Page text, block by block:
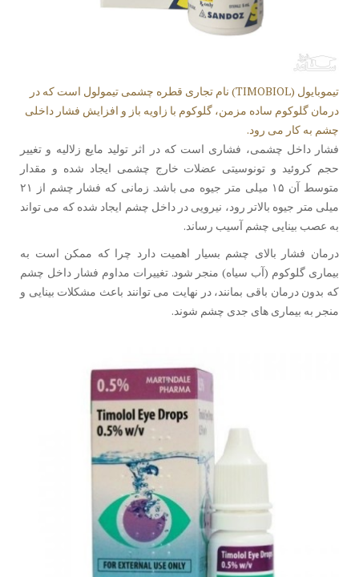
تیموبایول (TIMOBIOL) نام تجاری قطره چشمی تیمولول است که در
درمان گلوکوم ساده مزمن، گلوکوم با زاویه باز و افزایش فشار داخلی
چشم به کار می رود.
فشار داخل چشمی، فشاری است که در اثر تولید مایع زلالیه و تغییر
حجم کروئید و تونوسیتی عضلات خارج چشمی ایجاد شده و مقدار
متوسط آن ۱۵ میلی متر جیوه می باشد. زمانی که فشار چشم از ۲۱
میلی متر جیوه بالاتر رود، نیرویی در داخل چشم ایجاد شده که می تواند
به عصب بینایی چشم آسیب رساند.
درمان فشار بالای چشم بسیار اهمیت دارد چرا که ممکن است به
بیماری گلوکوم (آب سیاه) منجر شود. تغییرات مداوم فشار داخل چشم
که بدون درمان باقی بمانند، در نهایت می توانند باعث مشکلات بینایی و
منجر به بیماری های جدی چشم شوند.